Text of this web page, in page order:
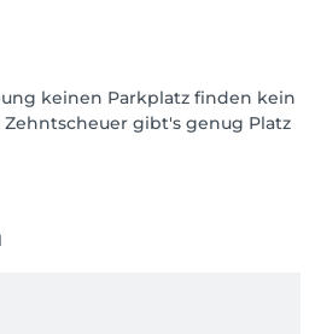
keinen Parkplatz finden kein
Zehntscheuer gibt's genug Platz